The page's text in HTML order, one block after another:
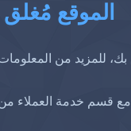
الموقع مُغلق
بك، للمزيد من
قسم خدمة العملاء